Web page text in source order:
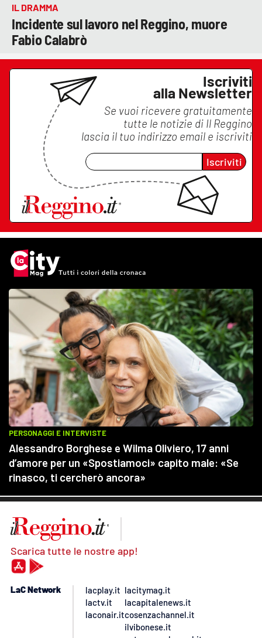
IL DRAMMA
Incidente sul lavoro nel Reggino, muore
Fabio Calabrò
Iscriviti
alla Newsletter
Se vuoi ricevere gratuitamente
tutte le notizie di Il Reggino
lascia il tuo indirizzo email e iscriviti
Iscriviti
Scarica tutte le nostre app!
LaC Network
lacplay.it
lactv.it
laconair.it
lacitymag.it
lacapitalenews.it
cosenzachannel.it
ilvibonese.it